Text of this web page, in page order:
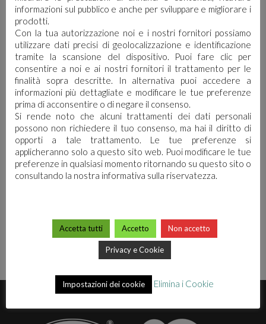
WOOL
informazioni sul pubblico e anche per sviluppare e migliorare i
prodotti.
Con la tua autorizzazione noi e i nostri fornitori possiamo
utilizzare dati precisi di geolocalizzazione e identificazione
tramite la scansione del dispositivo. Puoi fare clic per
consentire a noi e ai nostri fornitori il trattamento per le
finalità sopra descritte. In alternativa puoi accedere a
informazioni più dettagliate e modificare le tue preferenze
prima di acconsentire o di negare il consenso.
Si rende noto che alcuni trattamenti dei dati personali
possono non richiedere il tuo consenso, ma hai il diritto di
opporti a tale trattamento. Le tue preferenze si
applicheranno solo a questo sito web. Puoi modificare le tue
preferenze in qualsiasi momento ritornando su questo sito o
consultando la nostra informativa sulla riservatezza.
Accetta tutti Accetto Non accetto
Privacy e Cookie
Impostazioni dei cookie Elimina i Cookie
E' necessario effettuare il login